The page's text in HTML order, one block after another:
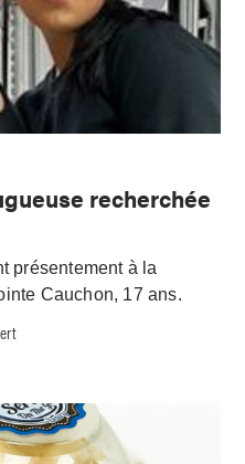
recherchée
présentement à la
Cauchon, 17 ans.